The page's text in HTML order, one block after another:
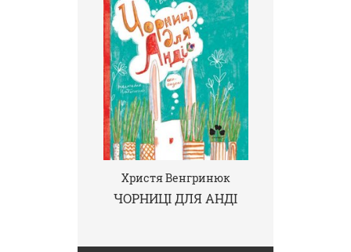
Христя Венгринюк
ЧОРНИЦІ ДЛЯ АНДІ